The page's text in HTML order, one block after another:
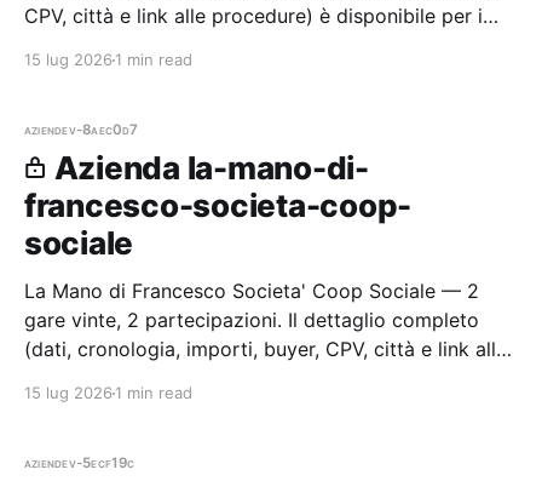
CPV, città e link alle procedure) è disponibile per i
15 lug 2026 1 min read
aziendev-8aec0d7
Azienda la-mano-di-
francesco-societa-coop-
sociale
La Mano di Francesco Societa' Coop Sociale — 2
gare vinte, 2 partecipazioni. Il dettaglio completo
(dati, cronologia, importi, buyer, CPV, città e link alle
15 lug 2026 1 min read
aziendev-5ecf19c